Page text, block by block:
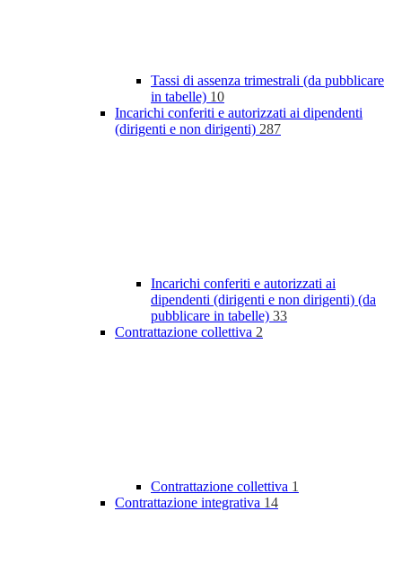
Tassi di assenza trimestrali (da pubblicare
in tabelle) 10
Incarichi conferiti e autorizzati ai dipendenti
(dirigenti e non dirigenti) 287
Incarichi conferiti e autorizzati ai
dipendenti (dirigenti e non dirigenti) (da
pubblicare in tabelle) 33
Contrattazione collettiva 2
Contrattazione collettiva 1
Contrattazione integrativa 14